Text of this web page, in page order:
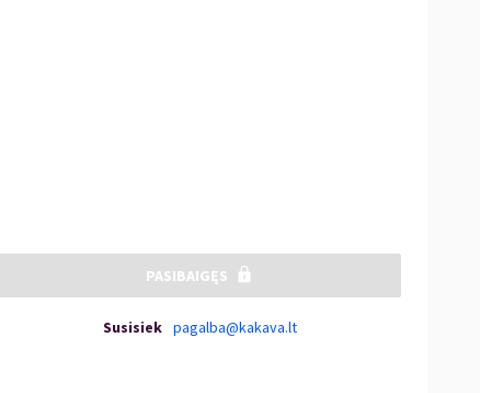
PASIBAIGĘS
Susisiek pagalba@kakava.lt